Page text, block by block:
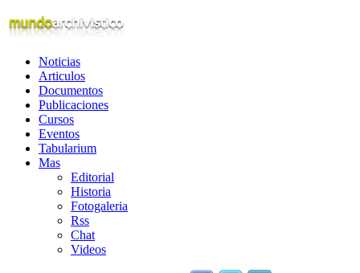
Noticias
Articulos
Documentos
Publicaciones
Cursos
Eventos
Tabularium
Mas
Editorial
Historia
Fotogaleria
Rss
Chat
Videos